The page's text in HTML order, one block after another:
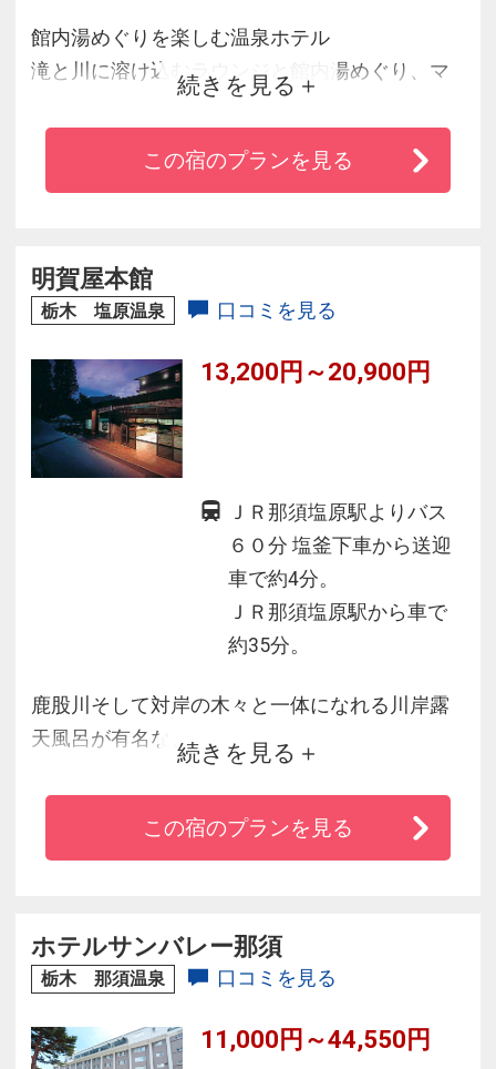
館内湯めぐりを楽しむ温泉ホテル
滝と川に溶け込むラウンジと館内湯めぐり、マ
ルシェ風のレストラン。家族みんなでくつろぐ
癒しのひと時をお過ごしください。
続きを見る
この宿のプランを見る
明賀屋本館
栃木 塩原温泉 口コミを見る
13,200円～20,900円
ＪＲ那須塩原駅よりバス
６０分 塩釜下車から送迎
車で約4分。
ＪＲ那須塩原駅から車で
約35分。
鹿股川そして対岸の木々と一体になれる川岸露
天風呂が有名な、
栃木県塩原温泉にある秘湯。
自然湧出の源泉かけ流しで2色のにごり湯が楽し
古き良き温泉ムードを味わいたい方におすすめ
します。
続きを見る
この宿のプランを見る
ホテルサンバレー那須
栃木 那須温泉 口コミを見る
11,000円～44,550円